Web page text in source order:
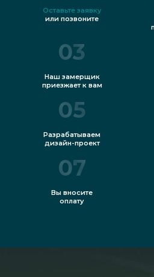
Оставьте заявку
или позвоните
03
Наш замерщик
приезжает к вам
05
Разрабатываем
дизайн-проект
07
Вы вносите
оплату